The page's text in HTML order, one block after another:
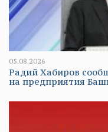
05.08.2026
Радий Хабиров
на предприятия